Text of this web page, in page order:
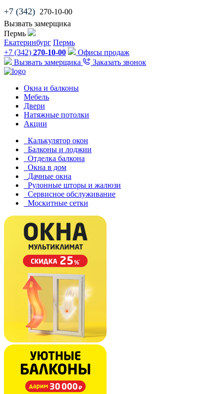
+7 (342) 270-10-00
Вызвать замерщика
Пермь
Екатеринбург Пермь
+7 (342) 270-10-00
Офисы продаж
Вызвать замерщика
Заказать звонок
Окна и балконы
Мебель
Двери
Натяжные потолки
Акции
Калькулятор окон
Балконы и лоджии
Отделка балкона
Окна в дом
Дачные окна
Рулонные шторы и жалюзи
Сервисное обслуживание
Москитные сетки